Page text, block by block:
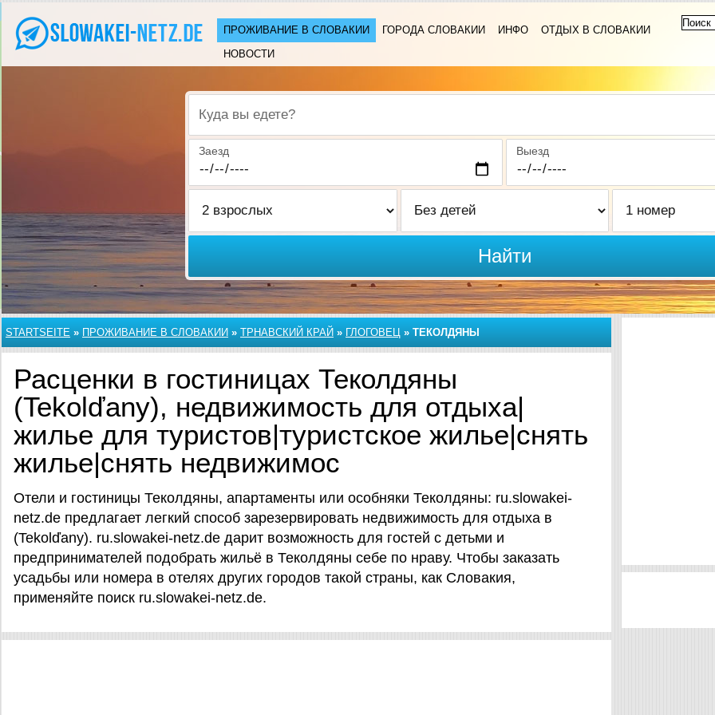
ПРОЖИВАНИЕ В СЛОВАКИИ ГОРОДА СЛОВАКИИ ИНФО
ОТДЫХ В СЛОВАКИИ
НОВОСТИ
Куда вы едете?
Заезд Выезд
Найти
STARTSEITE » ПРОЖИВАНИЕ В СЛОВАКИИ » ТРНАВСКИЙ КРАЙ » ГЛОГОВЕЦ » ТЕКОЛДЯНЫ
Расценки в гостиницах Теколдяны
(Tekolďany), недвижимость для отдыха|
жилье для туристов|туристское жилье|снять
жилье|снять недвижимос
Отели и гостиницы Теколдяны, апартаменты или особняки Теколдяны: ru.slowakei-
netz.de предлагает легкий способ зарезервировать недвижимость для отдыха в
(Tekolďany). ru.slowakei-netz.de дарит возможность для гостей с детьми и
предпринимателей подобрать жильё в Теколдяны себе по нраву. Чтобы заказать
усадьбы или номера в отелях других городов такой страны, как Словакия,
применяйте поиск ru.slowakei-netz.de.